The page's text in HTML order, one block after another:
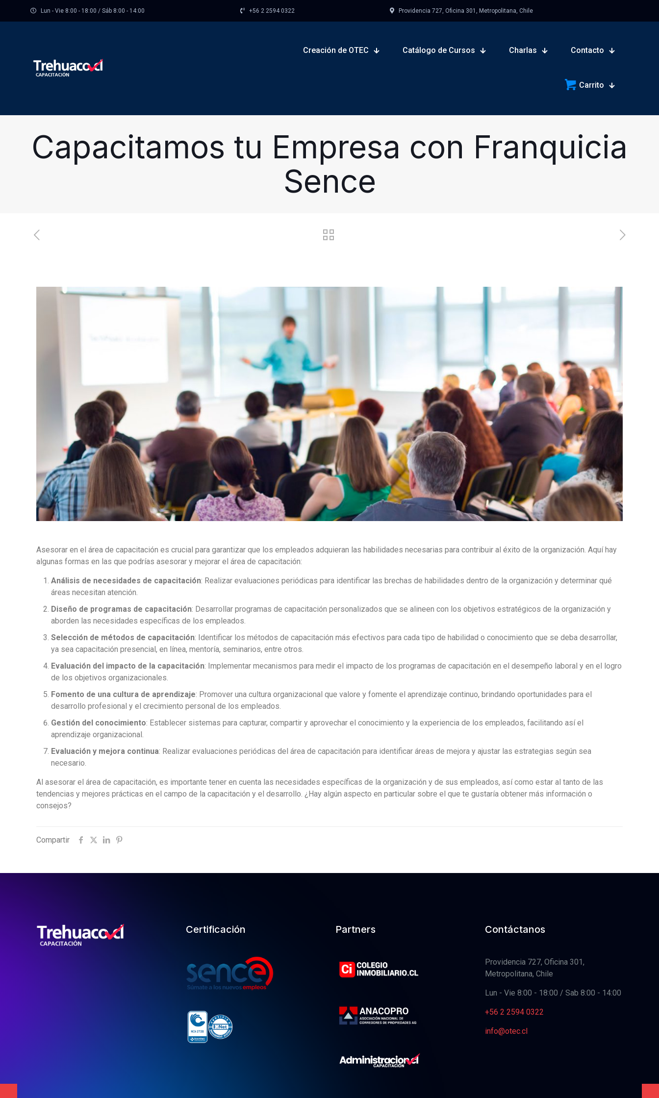
Lun - Vie 8:00 - 18:00 / Sáb 8:00 - 14:00 +56 2 2594 0322 Providencia 727, Oficina 301, Metropolitana, Chile
Creación de OTEC Catálogo de Cursos Charlas Contacto
Carrito
Capacitamos tu Empresa con Franquicia
Sence
Asesorar en el área de capacitación es crucial para garantizar que los empleados adquieran las habilidades necesarias para contribuir al éxito de la organización. Aquí hay
algunas formas en las que podrías asesorar y mejorar el área de capacitación:
Análisis de necesidades de capacitación: Realizar evaluaciones periódicas para identificar las brechas de habilidades dentro de la organización y determinar qué
áreas necesitan atención.
Diseño de programas de capacitación: Desarrollar programas de capacitación personalizados que se alineen con los objetivos estratégicos de la organización y
aborden las necesidades específicas de los empleados.
Selección de métodos de capacitación: Identificar los métodos de capacitación más efectivos para cada tipo de habilidad o conocimiento que se deba desarrollar,
ya sea capacitación presencial, en línea, mentoría, seminarios, entre otros.
Evaluación del impacto de la capacitación: Implementar mecanismos para medir el impacto de los programas de capacitación en el desempeño laboral y en el logro
de los objetivos organizacionales.
Fomento de una cultura de aprendizaje: Promover una cultura organizacional que valore y fomente el aprendizaje continuo, brindando oportunidades para el
desarrollo profesional y el crecimiento personal de los empleados.
Gestión del conocimiento: Establecer sistemas para capturar, compartir y aprovechar el conocimiento y la experiencia de los empleados, facilitando así el
aprendizaje organizacional.
Evaluación y mejora continua: Realizar evaluaciones periódicas del área de capacitación para identificar áreas de mejora y ajustar las estrategias según sea
necesario.
Al asesorar el área de capacitación, es importante tener en cuenta las necesidades específicas de la organización y de sus empleados, así como estar al tanto de las
tendencias y mejores prácticas en el campo de la capacitación y el desarrollo. ¿Hay algún aspecto en particular sobre el que te gustaría obtener más información o
consejos?
Compartir
Certificación Partners Contáctanos
Providencia 727, Oficina 301,
Metropolitana, Chile
Lun - Vie 8:00 - 18:00 / Sab 8:00 - 14:00
+56 2 2594 0322
info@otec.cl